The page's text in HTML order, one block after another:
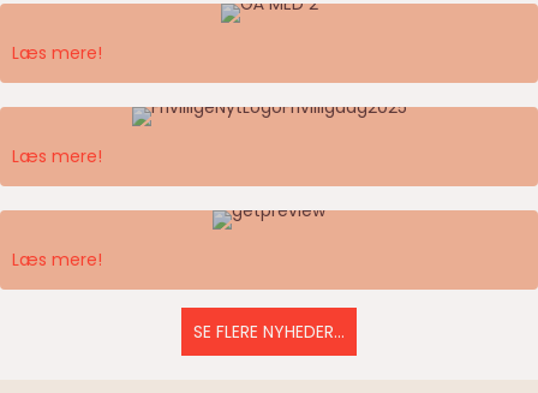
Læs mere!
Ny strategi lanceret
Læs mere!
Ny GÅ MED-kampagne
Læs mere!
SE FLERE NYHEDER...